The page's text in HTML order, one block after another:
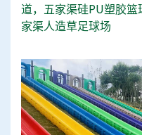
道，五家渠硅PU塑胶
家渠人造草足球场